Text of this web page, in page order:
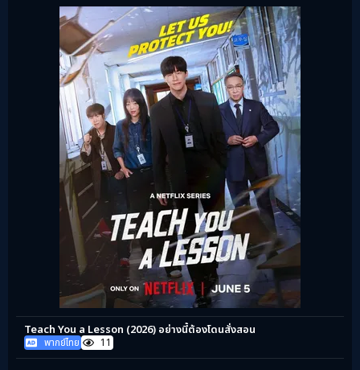
Teach You a Lesson (2026) อย่างนี้ต้องโดนสั่งสอน
พากย์ไทย 11